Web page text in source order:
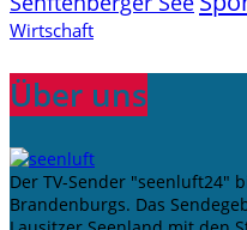
Wirtschaft
Über uns
Der TV-Sender "seenluft24"
Brandenburgs. Das